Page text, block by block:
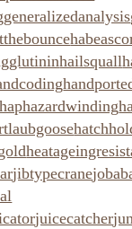
generalizedanalysis
hailsquall
haphazardwinding
jibtypecrane
juicecatcher